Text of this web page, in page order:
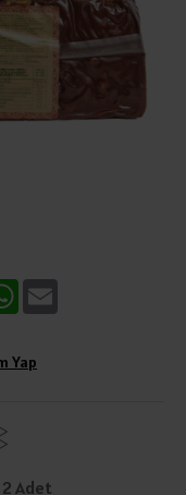
WhatsApp
Yap
Adet